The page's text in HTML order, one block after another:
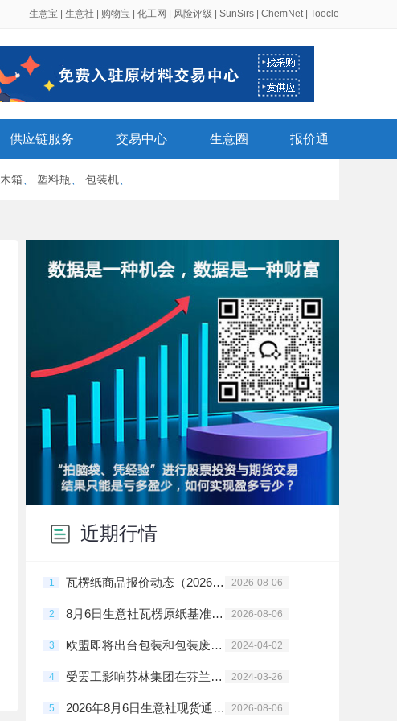
生意宝 生意社 购物宝 化工网 风险评级 SunSirs ChemNet| Toocle
供应链服务 交易中心 生意圈 报价通
木箱 塑料瓶 包装机
近期行情
1 瓦楞纸商品报价动态（2026-08-06） 2026-08-06
2 8月6日生意社瓦楞原纸基准价为3138.00元/吨 2026-08-06
3 欧盟即将出台包装和包装废弃物新法规 2024-04-02
4 受罢工影响芬林集团在芬兰的停产规模持续扩大 2024-03-26
5 2026年8月6日生意社现货通AI助手提示：瓦楞纸价格短期以区间震荡为主 2026-08-06